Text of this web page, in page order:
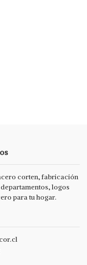
corten, fabricación
logos
para tu hogar.